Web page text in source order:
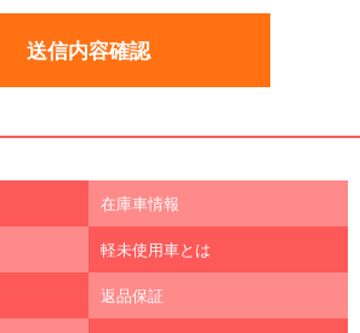
在庫車情報
軽未使用車とは
返品保証